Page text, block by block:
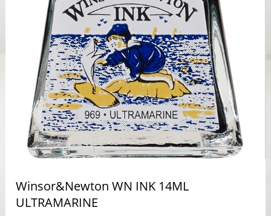
Winsor&Newton WN INK 14ML
ULTRAMARINE